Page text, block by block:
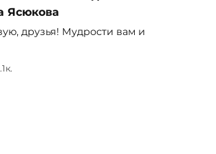
Ясюкова
друзья! Мудрости вам и